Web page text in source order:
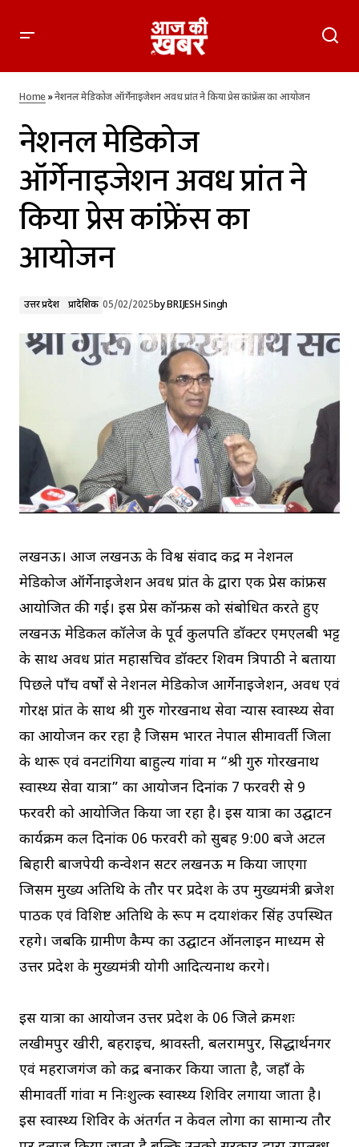
आयोजन
Home»नेशनल मेडिकोज ऑर्गेनाइजेशन अवध प्रांत ने किया प्रेस कांफ्रेंस का आयोजन
नेशनल मेडिकोज
ऑर्गेनाइजेशन अवध प्रांत ने
किया प्रेस कांफ्रेंस का
आयोजन
उत्तर प्रदेश प्रादेशिक 05/02/2025byBRIJESH Singh
लखनऊ। आज लखनऊ के विश्व संवाद केंद्र में नेशनल
मेडिकोज ऑर्गेनाइजेशन अवध प्रांत के द्वारा एक प्रेस कांफ्रेंस
आयोजित की गई। इस प्रेस कॉन्फ्रेंस को संबोधित करते हुए
लखनऊ मेडिकल कॉलेज के पूर्व कुलपति डॉक्टर एमएलबी भट्ट
के साथ अवध प्रांत महासचिव डॉक्टर शिवम त्रिपाठी ने बताया
पिछले पाँच वर्षों से नेशनल मेडिकोज आर्गेनाइजेशन, अवध एवं
गोरक्ष प्रांत के साथ श्री गुरु गोरखनाथ सेवा न्यास स्वास्थ्य सेवा
का आयोजन कर रहा है जिसमें भारत नेपाल सीमावर्ती जिलों
के थारू एवं वनटांगिया बाहुल्य गांवों में “श्री गुरु गोरखनाथ
स्वास्थ्य सेवा यात्रा” का आयोजन दिनांक 7 फरवरी से 9
फरवरी को आयोजित किया जा रहा है। इस यात्रा का उद्घाटन
कार्यक्रम कल दिनांक 06 फरवरी को सुबह 9:00 बजे अटल
बिहारी बाजपेयी कन्वेशन सेंटर लखनऊ में किया जाएगा
जिसमें मुख्य अतिथि के तौर पर प्रदेश के उप मुख्यमंत्री ब्रजेश
पाठक एवं विशिष्ट अतिथि के रूप में दयाशंकर सिंह उपस्थित
रहेंगे। जबकि ग्रामीण कैम्प का उद्घाटन ऑनलाइन माध्यम से
उत्तर प्रदेश के मुख्यमंत्री योगी आदित्यनाथ करेंगे।
इस यात्रा का आयोजन उत्तर प्रदेश के 06 जिले क्रमशः
लखीमपुर खीरी, बहराइच, श्रावस्ती, बलरामपुर, सिद्धार्थनगर
एवं महराजगंज को केंद्र बनाकर किया जाता है, जहाँ के
सीमावर्ती गांवों में निःशुल्क स्वास्थ्य शिविर लगाया जाता है।
इस स्वास्थ्य शिविर के अंतर्गत न केवल लोगों का सामान्य तौर